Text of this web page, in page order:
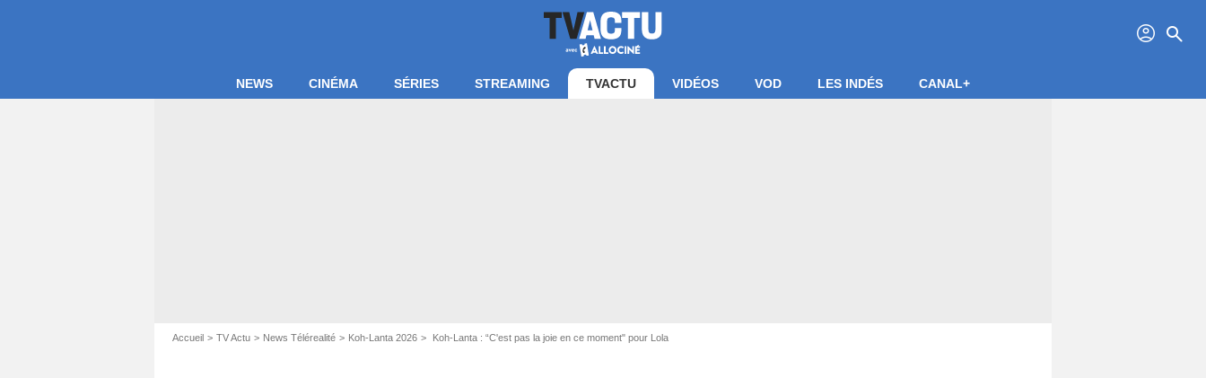
profil search
NEWS CINÉMA SÉRIES STREAMING TVACTU VIDÉOS VOD LES INDÉS CANAL+
Accueil TV Actu News Télérealité Koh-Lanta 2026 Koh-Lanta : “C'est pas la joie en ce moment" pour Lola